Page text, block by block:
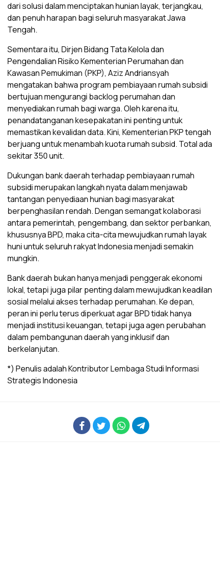
dari solusi dalam menciptakan hunian layak, terjangkau,
dan penuh harapan bagi seluruh masyarakat Jawa
Tengah.
Sementara itu, Dirjen Bidang Tata Kelola dan
Pengendalian Risiko Kementerian Perumahan dan
Kawasan Pemukiman (PKP), Aziz Andriansyah
mengatakan bahwa program pembiayaan rumah subsidi
bertujuan mengurangi backlog perumahan dan
menyediakan rumah bagi warga. Oleh karena itu,
penandatanganan kesepakatan ini penting untuk
memastikan kevalidan data. Kini, Kementerian PKP tengah
berjuang untuk menambah kuota rumah subsid. Total ada
sekitar 350 unit.
Dukungan bank daerah terhadap pembiayaan rumah
subsidi merupakan langkah nyata dalam menjawab
tantangan penyediaan hunian bagi masyarakat
berpenghasilan rendah. Dengan semangat kolaborasi
antara pemerintah, pengembang, dan sektor perbankan,
khususnya BPD, maka cita-cita mewujudkan rumah layak
huni untuk seluruh rakyat Indonesia menjadi semakin
mungkin.
Bank daerah bukan hanya menjadi penggerak ekonomi
lokal, tetapi juga pilar penting dalam mewujudkan keadilan
sosial melalui akses terhadap perumahan. Ke depan,
peran ini perlu terus diperkuat agar BPD tidak hanya
menjadi institusi keuangan, tetapi juga agen perubahan
dalam pembangunan daerah yang inklusif dan
berkelanjutan.
*) Penulis adalah Kontributor Lembaga Studi Informasi
Strategis Indonesia